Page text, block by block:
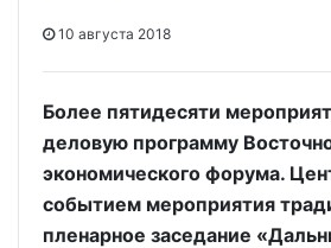
10 августа 2018
Более пятидесяти
деловую программу
экономического форума.
событием мероприятия
пленарное заседание